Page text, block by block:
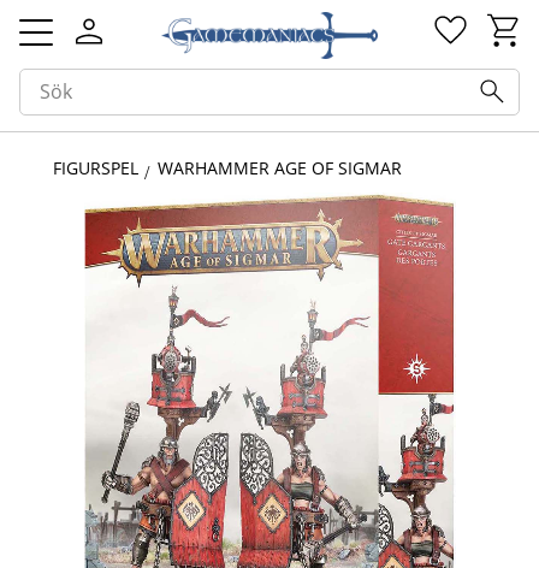
Meny
FIGURSPEL WARHAMMER AGE OF SIGMAR